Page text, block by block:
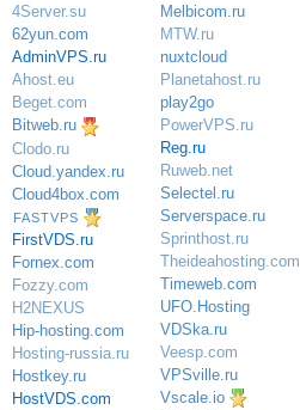
4Server.su
62yun.com
AdminVPS.ru
Ahost.eu
Beget.com
Bitweb.ru
Clodo.ru
Cloud.yandex.ru
Cloud4box.com
FASTVPS
FirstVDS.ru
Fornex.com
Fozzy.com
H2NEXUS
Hip-hosting.com
Hosting-russia.ru
Hostkey.ru
HostVDS.com
Melbicom.ru
MTW.ru
nuxtcloud
Planetahost.ru
play2go
PowerVPS.ru
Reg.ru
Ruweb.net
Selectel.ru
Serverspace.ru
Sprinthost.ru
Theideahosting.com
Timeweb.com
UFO.Hosting
VDSka.ru
Veesp.com
VPSville.ru
Vscale.io